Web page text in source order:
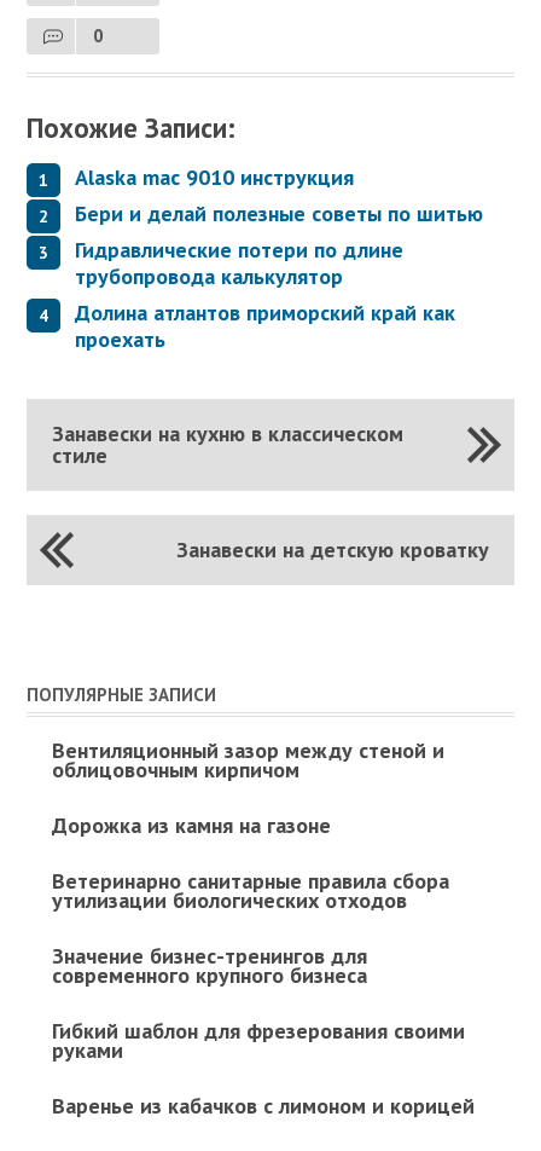
0
Похожие Записи:
Alaska mac 9010 инструкция
Бери и делай полезные советы по шитью
Гидравлические потери по длине
трубопровода калькулятор
Долина атлантов приморский край как
проехать
Занавески на кухню в классическом
стиле
Занавески на детскую кроватку
ПОПУЛЯРНЫЕ ЗАПИСИ
Вентиляционный зазор между стеной и
облицовочным кирпичом
Дорожка из камня на газоне
Ветеринарно санитарные правила сбора
утилизации биологических отходов
Значение бизнес-тренингов для
современного крупного бизнеса
Гибкий шаблон для фрезерования своими
руками
Варенье из кабачков с лимоном и корицей